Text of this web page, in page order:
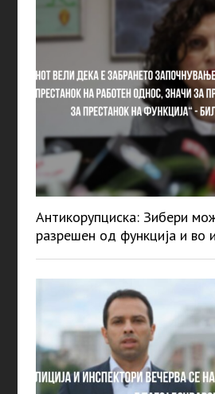
Антикорупциска: Зибери
разрешен од функција и во